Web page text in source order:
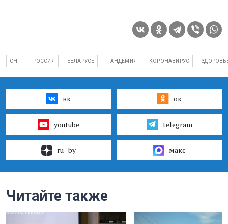
СНГ РОССИЯ БЕЛАРУСЬ ПАНДЕМИЯ КОРОНАВИРУС
вк ок
youtube telegram
ru–by макс
Читайте также